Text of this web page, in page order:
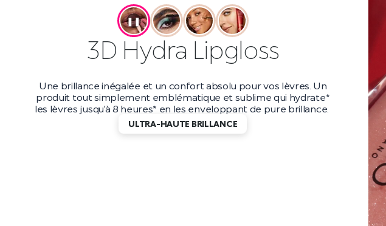
❚❚
Maxi Mod Mascara
Boostez votre volume jusqu’à 200 %* avec ce mascara audacieux
et longue tenue. Avec une tenue jusqu’à 10 heures** et un
applicateur petit et précis, vous obtiendrez des cils
incroyablement longs qui durent jusqu’au bout de la nuit.
DES CILS EFFET WOW